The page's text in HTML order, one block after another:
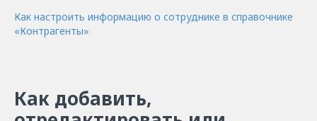
Как настроить информацию о сотруднике в справочнике
«Контрагенты»
Как добавить,